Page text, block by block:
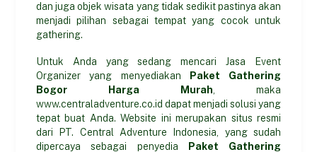
dan juga objek wisata yang tidak sedikit pastinya akan
menjadi pilihan sebagai tempat yang cocok untuk
gathering.
Untuk Anda yang sedang mencari Jasa Event
Organizer yang menyediakan
Paket Gathering
Bogor Harga Murah, maka
www.centraladventure.co.id dapat menjadi solusi yang
tepat buat Anda. Website ini merupakan situs resmi
dari PT. Central Adventure Indonesia, yang sudah
dipercaya sebagai penyedia
Paket Gathering